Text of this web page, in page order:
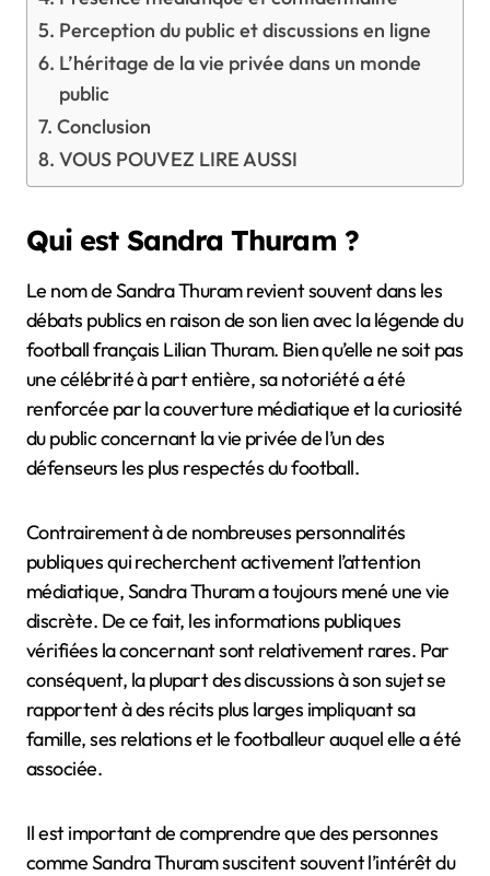
Perception du public et discussions en ligne
L’héritage de la vie privée dans un monde
public
Conclusion
VOUS POUVEZ LIRE AUSSI
Qui est Sandra Thuram ?
Le nom de Sandra Thuram revient souvent dans les
débats publics en raison de son lien avec la légende du
football français Lilian Thuram. Bien qu’elle ne soit pas
une célébrité à part entière, sa notoriété a été
renforcée par la couverture médiatique et la curiosité
du public concernant la vie privée de l’un des
défenseurs les plus respectés du football.
Contrairement à de nombreuses personnalités
publiques qui recherchent activement l’attention
médiatique, Sandra Thuram a toujours mené une vie
discrète. De ce fait, les informations publiques
vérifiées la concernant sont relativement rares. Par
conséquent, la plupart des discussions à son sujet se
rapportent à des récits plus larges impliquant sa
famille, ses relations et le footballeur auquel elle a été
associée.
Il est important de comprendre que des personnes
comme Sandra Thuram suscitent souvent l’intérêt du